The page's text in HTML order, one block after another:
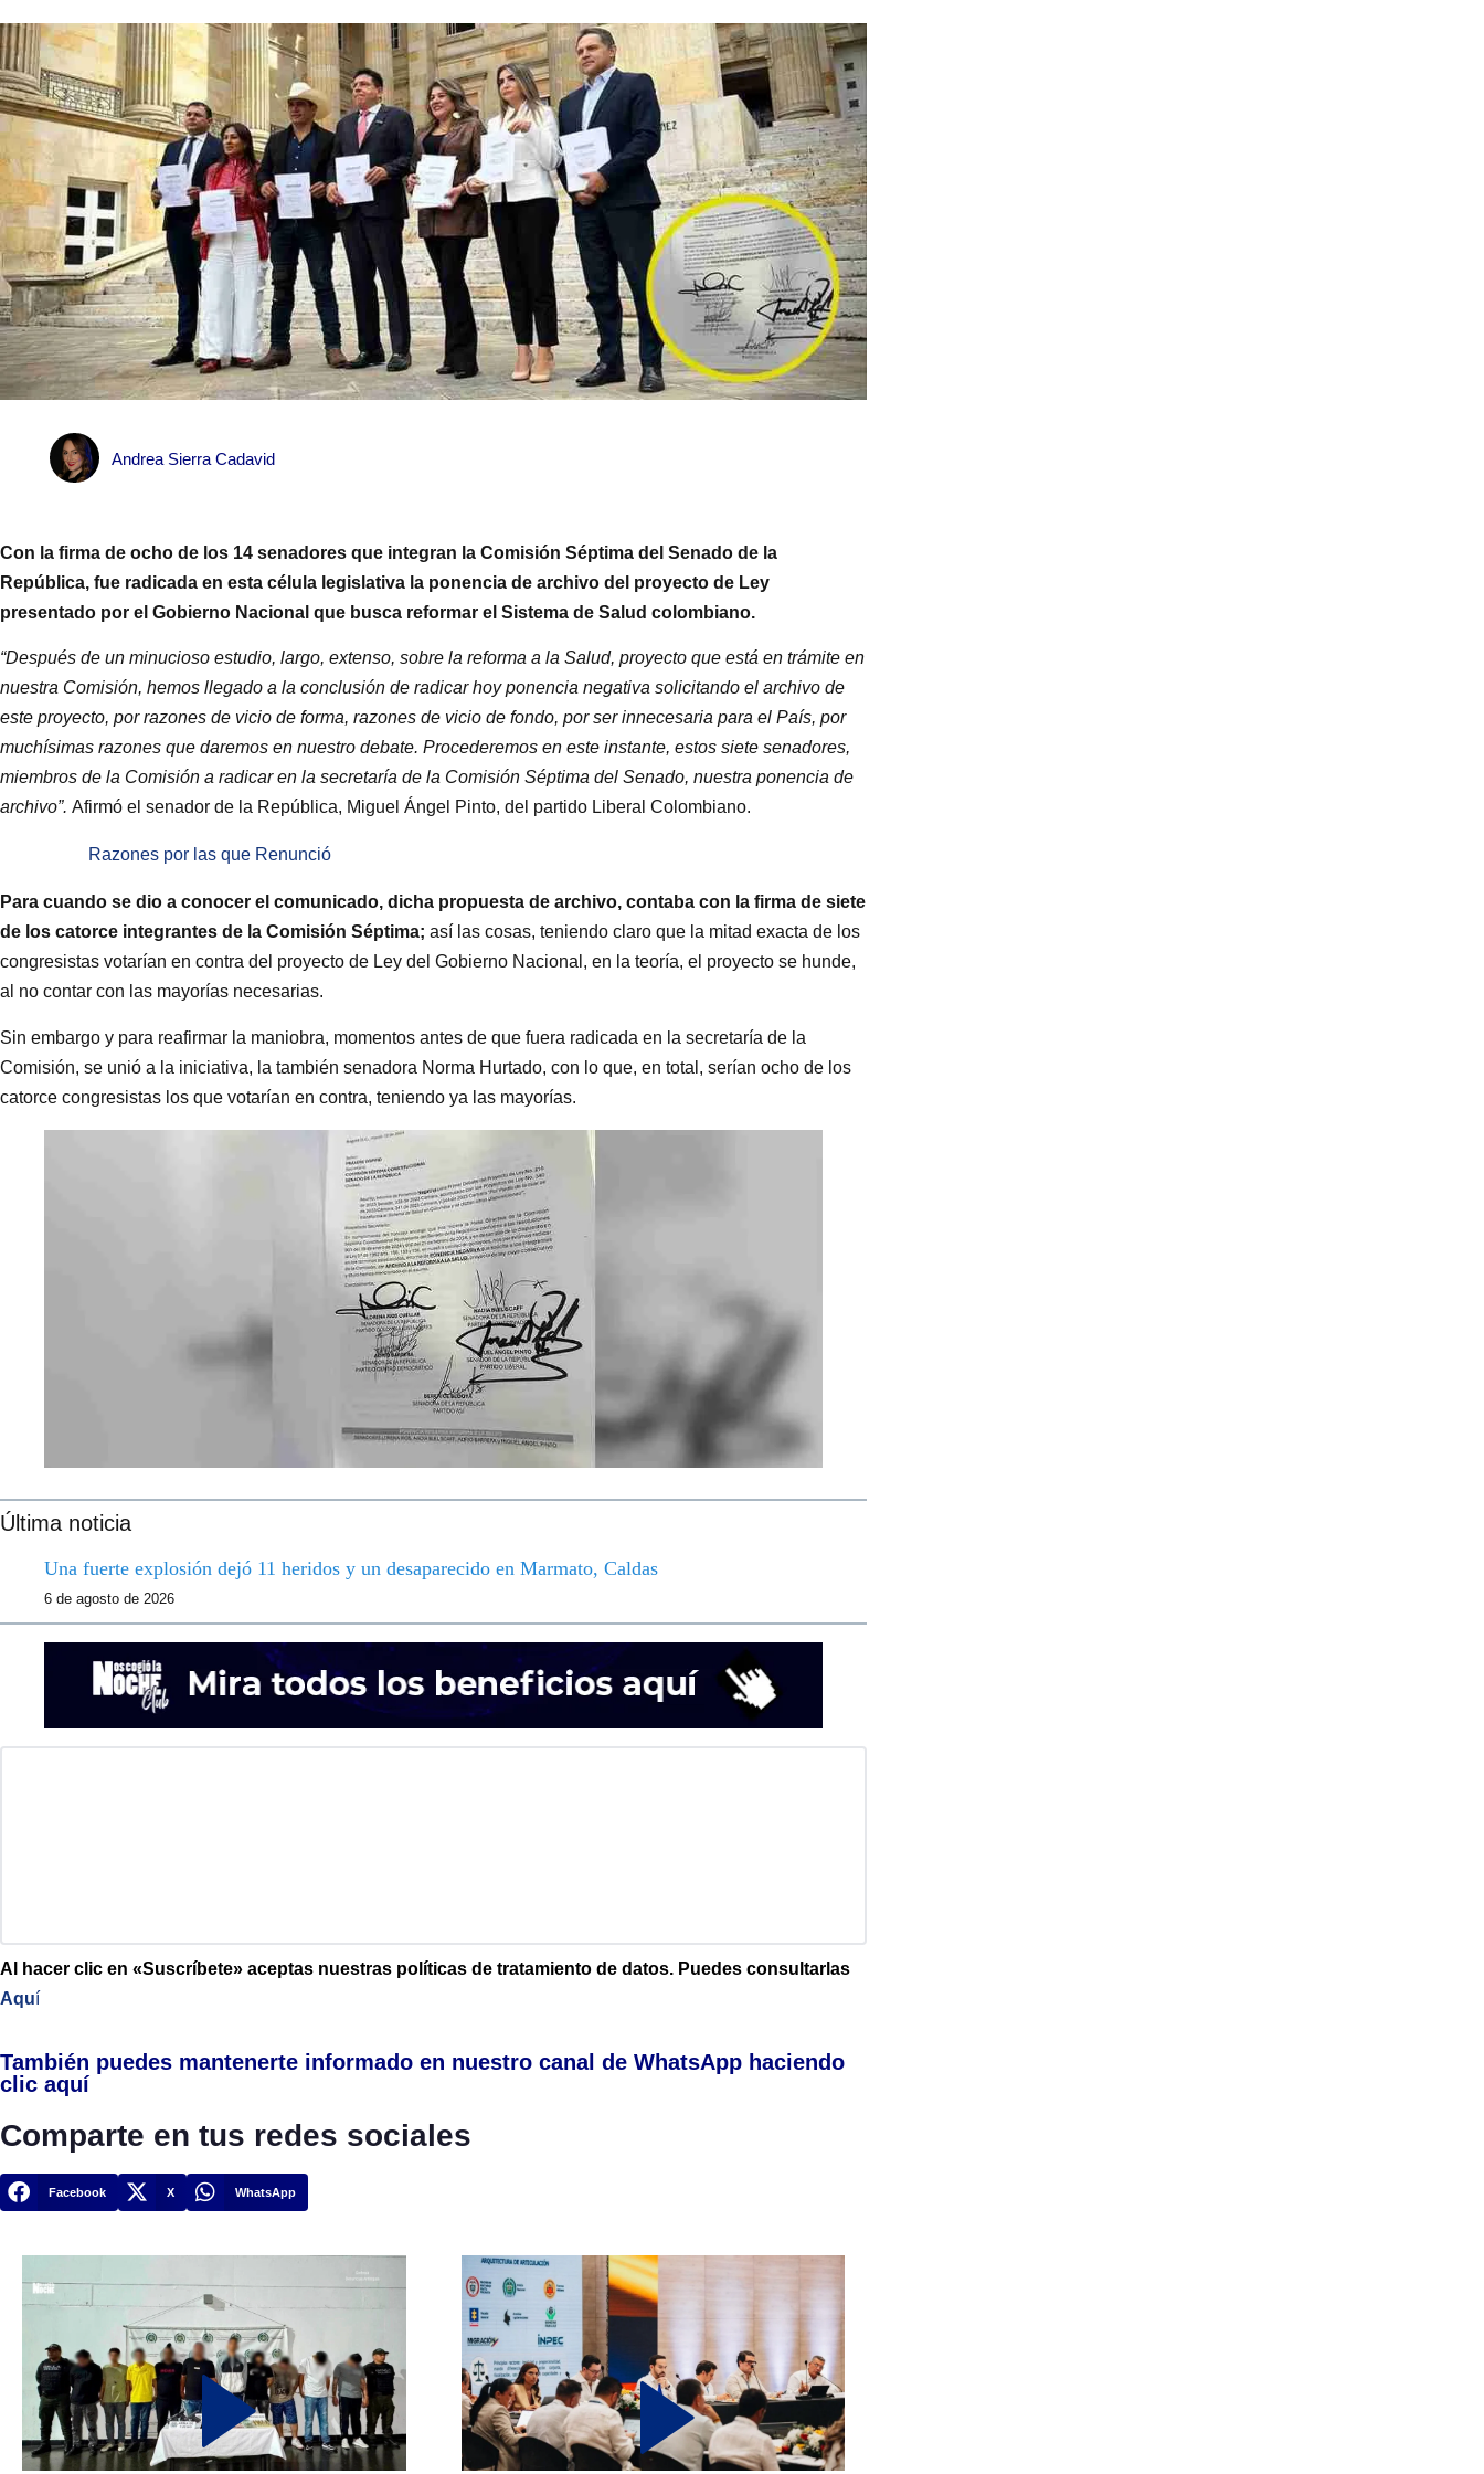
Andrea Sierra Cadavid
Con la firma de ocho de los 14 senadores que integran la Comisión Séptima del Senado de la
República, fue radicada en esta célula legislativa la ponencia de archivo del proyecto de Ley
presentado por el Gobierno Nacional que busca reformar el Sistema de Salud colombiano.
“Después de un minucioso estudio, largo, extenso, sobre la reforma a la Salud, proyecto que está en trámite en
nuestra Comisión, hemos llegado a la conclusión de radicar hoy ponencia negativa solicitando el archivo de
este proyecto, por razones de vicio de forma, razones de vicio de fondo, por ser innecesaria para el País, por
muchísimas razones que daremos en nuestro debate. Procederemos en este instante, estos siete senadores,
miembros de la Comisión a radicar en la secretaría de la Comisión Séptima del Senado, nuestra ponencia de
archivo”. Afirmó el senador de la República, Miguel Ángel Pinto, del partido Liberal Colombiano.
Razones por las que Renunció
Para cuando se dio a conocer el comunicado, dicha propuesta de archivo, contaba con la firma de siete
de los catorce integrantes de la Comisión Séptima; así las cosas, teniendo claro que la mitad exacta de los
congresistas votarían en contra del proyecto de Ley del Gobierno Nacional, en la teoría, el proyecto se hunde,
al no contar con las mayorías necesarias.
Sin embargo y para reafirmar la maniobra, momentos antes de que fuera radicada en la secretaría de la
Comisión, se unió a la iniciativa, la también senadora Norma Hurtado, con lo que, en total, serían ocho de los
catorce congresistas los que votarían en contra, teniendo ya las mayorías.
Última noticia
Una fuerte explosión dejó 11 heridos y un desaparecido en Marmato, Caldas
6 de agosto de 2026
Al hacer clic en «Suscríbete» aceptas nuestras políticas de tratamiento de datos. Puedes consultarlas
Aquí
También puedes mantenerte informado en nuestro canal de WhatsApp haciendo
clic aquí
Comparte en tus redes sociales
Facebook X WhatsApp